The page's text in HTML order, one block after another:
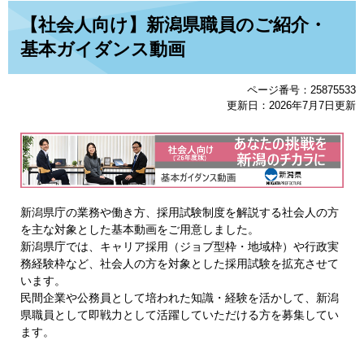
【社会人向け】新潟県職員のご紹介・
基本ガイダンス動画
ページ番号：25875533
更新日：2026年7月7日更新
新潟県庁の業務や働き方、採用試験制度を解説する社会人の方
を主な対象とした基本動画をご用意しました。
新潟県庁では、キャリア採用（ジョブ型枠・地域枠）や行政実
務経験枠など、社会人の方を対象とした採用試験を拡充させて
います。
民間企業や公務員として培われた知識・経験を活かして、新潟
県職員として即戦力として活躍していただける方を募集してい
ます。